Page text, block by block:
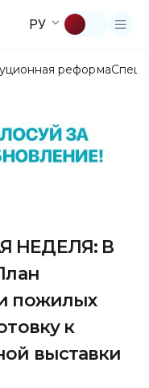
РУ
реформа
НЕДЕЛЯ: В
пожилых
к
выставки